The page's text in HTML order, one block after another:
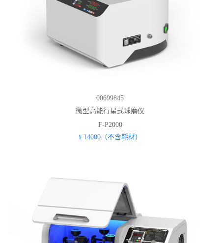
00699845
微型高能行星式球磨仪
F-P2000
¥ 14000（不含耗材）